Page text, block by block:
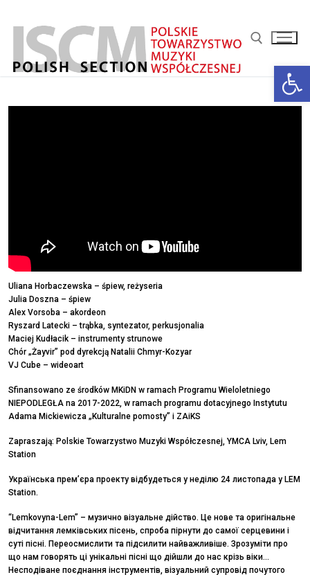
Uliana Horbaczewska – śpiew, reżyseria
Julia Doszna – śpiew
Alex Vorsoba – akordeon
Ryszard Latecki – trąbka, syntezator, perkusjonalia
Maciej Kudłacik – instrumenty strunowe
Chór „Żayvir” pod dyrekcją Natalii Chmyr-Kozyar
VJ Cube – wideoart
Sfinansowano ze środków MKiDN w ramach Programu Wieloletniego
NIEPODLEGŁA na 2017-2022, w ramach programu dotacyjnego Instytutu
Adama Mickiewicza „Kulturalne pomosty” i ZAiKS
Zapraszają: Polskie Towarzystwo Muzyki Współczesnej, YMCA Lviv, Lem
Station
Українська прем’єра проекту відбудеться у неділю 24 листопада у LEM
Station.
“Lemkovyna-Lem” – музично візуальне дійство. Це нове та оригінальне
відчитання лемківських пісень, спроба пірнути до самої серцевини і
суті пісні. Переосмислити та підсилити найважливіше. Зрозуміти про
що нам говорять ці унікальні пісні що дійшли до нас крізь віки…
Несподіване поєднання інструментів, візуальний супровід почутого